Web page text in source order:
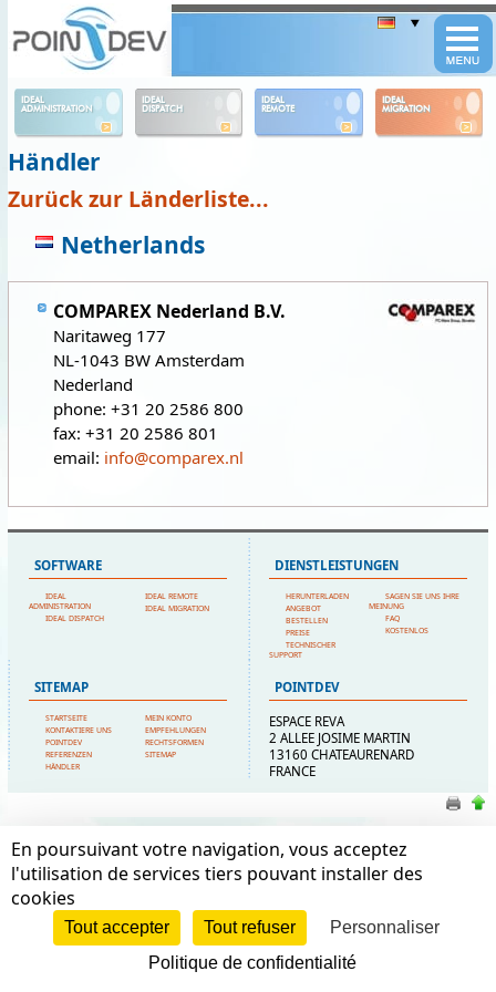
IDEAL
ADMINISTRATION
IDEAL
DISPATCH
IDEAL
REMOTE
IDEAL
MIGRATION
Händler
Zurück zur Länderliste...
Netherlands
COMPAREX Nederland B.V.
Naritaweg 177
NL-1043 BW Amsterdam
Nederland
phone: +31 20 2586 800
fax: +31 20 2586 801
email: info@comparex.nl
SOFTWARE
IDEAL
ADMINISTRATION
IDEAL DISPATCH
IDEAL REMOTE
IDEAL MIGRATION
DIENSTLEISTUNGEN
HERUNTERLADEN
ANGEBOT
BESTELLEN
PREISE
TECHNISCHER
SUPPORT
SAGEN SIE UNS IHRE
MEINUNG
FAQ
KOSTENLOS
SITEMAP
STARTSEITE
KONTAKTIERE UNS
POINTDEV
REFERENZEN
HÄNDLER
MEIN KONTO
EMPFEHLUNGEN
RECHTSFORMEN
SITEMAP
POINTDEV
ESPACE REVA
2 ALLEE JOSIME MARTIN
13160 CHATEAURENARD
FRANCE
Panneau de gestion des cookies
En poursuivant votre navigation, vous acceptez
l'utilisation de services tiers pouvant installer des
cookies
Tout accepter Tout refuser
Personnaliser
Politique de confidentialité